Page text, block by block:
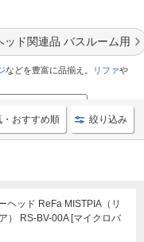
ッド関連品 バスルーム用
などを豊富に品揃え。 リファや
手頃シャワーヘッド
・おすすめ順 絞り込み
ッド ReFa MISTPIA（リ
） RS-BV-00A [マイクロバ